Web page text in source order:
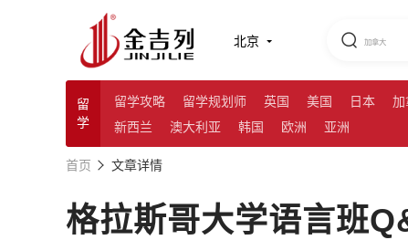
北京
留
学
留学攻略 留学规划师 英国 美国 日本
加
新西兰
澳大利亚 韩国 欧洲 亚洲
首页 文章详情
格拉斯哥大学语言班